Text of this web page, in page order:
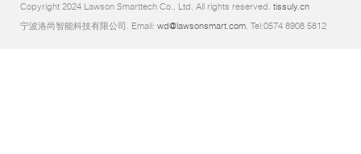
Copyright 2024 Lawson Smarttech Co., Ltd. All rights reserved. tissuly.cn
宁波洛尚智能科技有限公司. Email: wd@lawsonsmart.com. Tel:0574 8908 5812